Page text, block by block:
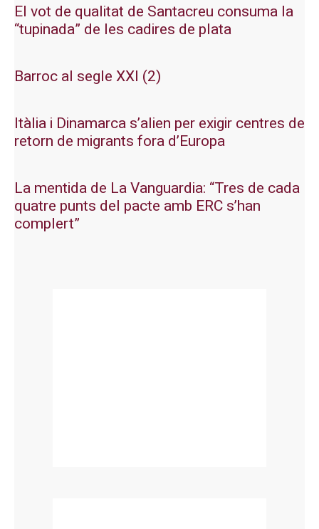
El vot de qualitat de Santacreu consuma la
“tupinada” de les cadires de plata
Barroc al segle XXI (2)
Itàlia i Dinamarca s’alien per exigir centres de
retorn de migrants fora d’Europa
La mentida de La Vanguardia: “Tres de cada
quatre punts del pacte amb ERC s’han
complert”